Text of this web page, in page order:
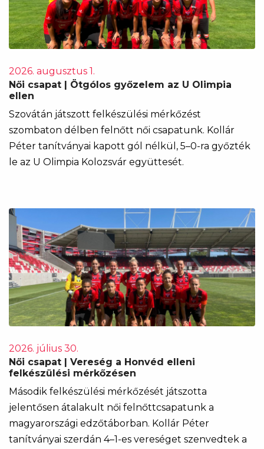
2026. augusztus 1.
Női csapat | Ötgólos győzelem az U Olimpia
ellen
Szovátán játszott felkészülési mérkőzést
szombaton délben felnőtt női csapatunk. Kollár
Péter tanítványai kapott gól nélkül, 5–0-ra győzték
le az U Olimpia Kolozsvár együttesét.
2026. július 30.
Női csapat | Vereség a Honvéd elleni
felkészülési mérkőzésen
Második felkészülési mérkőzését játszotta
jelentősen átalakult női felnőttcsapatunk a
magyarországi edzőtáborban. Kollár Péter
tanítványai szerdán 4–1-es vereséget szenvedtek a